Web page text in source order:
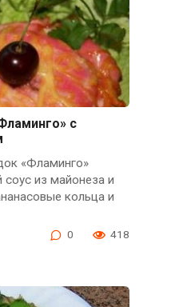
с
«Фламинго»
соус из майонеза и
кольца и
0 418